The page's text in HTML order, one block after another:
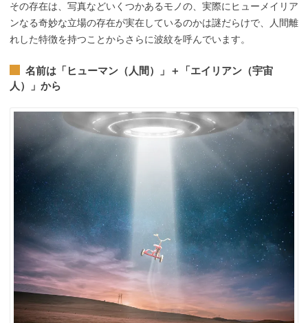
その存在は、写真などいくつかあるモノの、実際にヒューメイリア
ンなる奇妙な立場の存在が実在しているのかは謎だらけで、人間離
れした特徴を持つことからさらに波紋を呼んでいます。
名前は「ヒューマン（人間）」＋「エイリアン（宇宙
人）」から